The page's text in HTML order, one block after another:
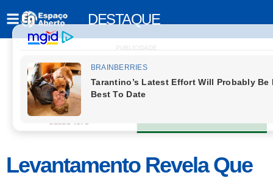
DESTAQUE
PUBLICIDADE
Levantamento Revela Que